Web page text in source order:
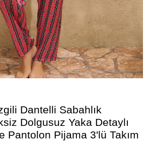
Dantelli Sabahlık
Dolgusuz Yaka Detaylı
Pantolon Pijama 3'lü Takım